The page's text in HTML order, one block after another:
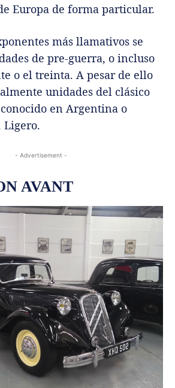
Europa de forma particular.
más llamativos se
de pre-guerra, o incluso
o el treinta. A pesar de ello
unidades del clásico
en Argentina o
Ligero.
- Advertisement -
AVANT